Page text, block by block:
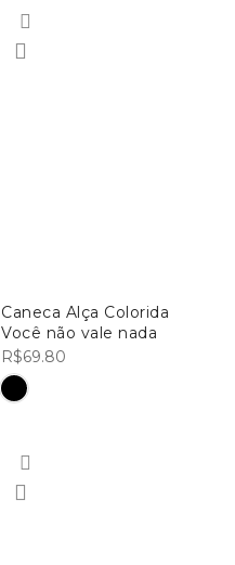
Caneca Alça Colorida
Você não vale nada
R$69.80